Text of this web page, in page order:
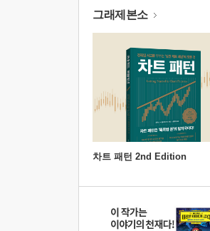
그래제본소
차트 패턴 2nd Edition